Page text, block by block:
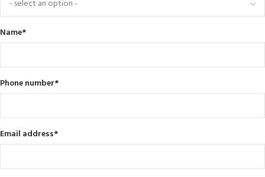
Name*
Phone number*
Email address*